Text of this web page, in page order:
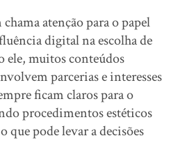
atenção para o papel
digital na escolha de
ele, muitos conteúdos
parcerias e interesses
ficam claros para o
procedimentos estéticos
que pode levar a decisões